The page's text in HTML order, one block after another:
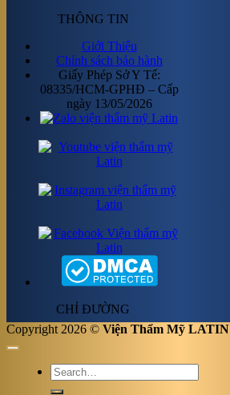
THÔNG TIN
Giới Thiệu
Chính sách bảo hành
Giấy Phép Sở Y Tế:
08335/HCM-GPHĐ – Cấp
ngày 13/05/2026
CHỈ ĐƯỜNG
Copyright 2026 © Viện Thẩm Mỹ LATIN